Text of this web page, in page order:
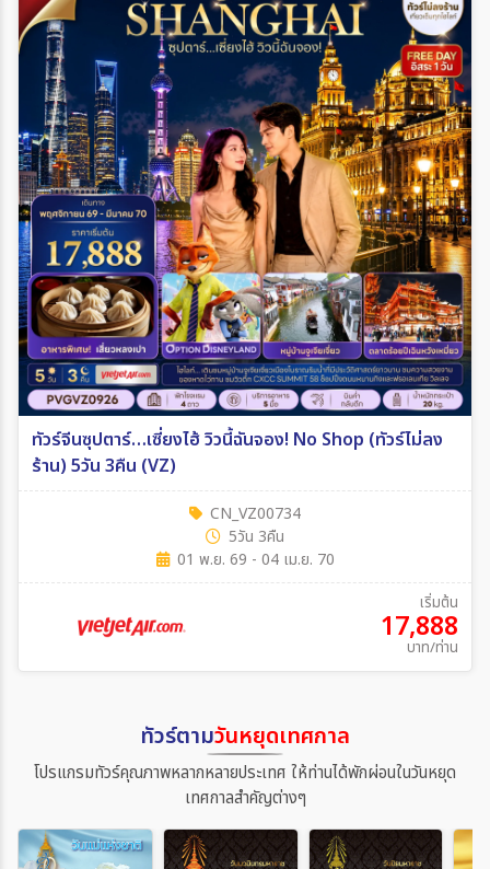
ทัวร์จีนซุปตาร์…เซี่ยงไฮ้ วิวนี้ฉันจอง! No Shop (ทัวร์ไม่ลง
ร้าน) 5วัน 3คืน (VZ)
CN_VZ00734
5วัน 3คืน
01 พ.ย. 69 - 04 เม.ย. 70
เริ่มต้น
17,888
บาท/ท่าน
ทัวร์ตามวันหยุดเทศกาล
โปรแกรมทัวร์คุณภาพหลากหลายประเทศ ให้ท่านได้พักผ่อนในวันหยุด
เทศกาลสำคัญต่างๆ